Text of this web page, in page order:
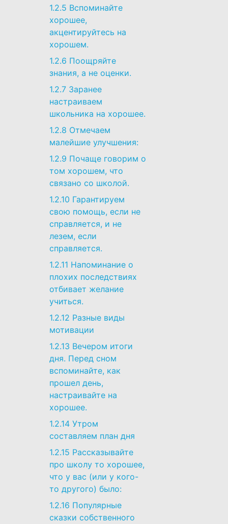
1.2.5 Вспоминайте
хорошее,
акцентируйтесь на
хорошем.
1.2.6 Поощряйте
знания, а не оценки.
1.2.7 Заранее
настраиваем
школьника на хорошее.
1.2.8 Отмечаем
малейшие улучшения:
1.2.9 Почаще говорим о
том хорошем, что
связано со школой.
1.2.10 Гарантируем
свою помощь, если не
справляется, и не
лезем, если
справляется.
1.2.11 Напоминание о
плохих последствиях
отбивает желание
учиться.
1.2.12 Разные виды
мотивации
1.2.13 Вечером итоги
дня. Перед сном
вспоминайте, как
прошел день,
настраивайте на
хорошее.
1.2.14 Утром
составляем план дня
1.2.15 Рассказывайте
про школу то хорошее,
что у вас (или у кого-
то другого) было:
1.2.16 Популярные
сказки собственного